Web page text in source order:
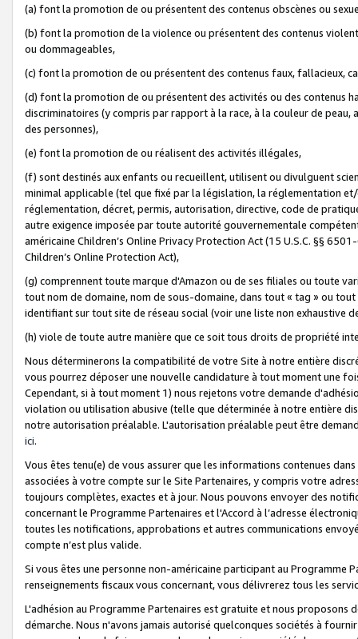
(a) font la promotion de ou présentent des contenus obscènes ou
(b) font la promotion de la violence ou présentent des contenus
ou dommageables,
(c) font la promotion de ou présentent des contenus faux, fallacieux,
(d) font la promotion de ou présentent des activités ou des contenus
discriminatoires (y compris par rapport à la race, à la couleur de
des personnes),
(e) font la promotion de ou réalisent des activités illégales,
(f) sont destinés aux enfants ou recueillent, utilisent ou divulguent
minimal applicable (tel que fixé par la législation, la réglementation
réglementation, décret, permis, autorisation, directive, code de
autre exigence imposée par toute autorité gouvernementale
américaine Children’s Online Privacy Protection Act (15 U.S.C. §§
Children’s Online Protection Act),
(g) comprennent toute marque d'Amazon ou de ses filiales ou toute
tout nom de domaine, nom de sous-domaine, dans tout « tag » ou
identifiant sur tout site de réseau social (voir une liste non exhaustive
(h) viole de toute autre manière que ce soit tous droits de propriété
Nous déterminerons la compatibilité de votre Site à notre entière
vous pourrez déposer une nouvelle candidature à tout moment une
Cependant, si à tout moment 1) nous rejetons votre demande
violation ou utilisation abusive (telle que déterminée à notre entière
notre autorisation préalable. L'autorisation préalable peut être
ici.
Vous êtes tenu(e) de vous assurer que les informations contenues
associées à votre compte sur le Site Partenaires, y compris votre
toujours complètes, exactes et à jour. Nous pouvons envoyer des
concernant le Programme Partenaires et l'Accord à l’adresse
toutes les notifications, approbations et autres communications
compte n’est plus valide.
Si vous êtes une personne non-américaine participant au
renseignements fiscaux vous concernant, vous délivrerez tous les
L'adhésion au Programme Partenaires est gratuite et nous proposons
démarche. Nous n'avons jamais autorisé quelconques sociétés à